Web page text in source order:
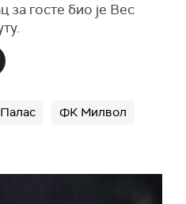
за госте био је Вес
ФК Милвол